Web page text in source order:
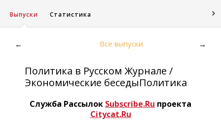
Выпуски Статистика
← Все выпуски →
Политика в Русском Журнале /
Экономические беседыПолитика
Служба Рассылок Subscribe.Ru проекта
Citycat.Ru